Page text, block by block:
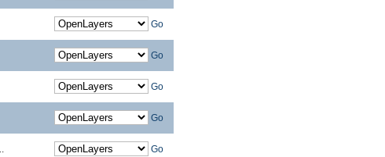
Go
Go
Go
Go
Go